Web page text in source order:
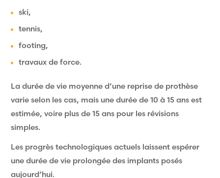
ski,
tennis,
footing,
travaux de force.
La durée de vie moyenne d’une reprise de prothèse
varie selon les cas, mais une durée de 10 à 15 ans est
estimée, voire plus de 15 ans pour les révisions
simples.
Les progrès technologiques actuels laissent espérer
une durée de vie prolongée des implants posés
aujourd’hui.